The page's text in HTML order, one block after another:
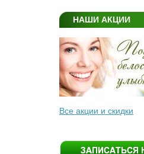
НАШИ АКЦИИ
Все акции и скидки